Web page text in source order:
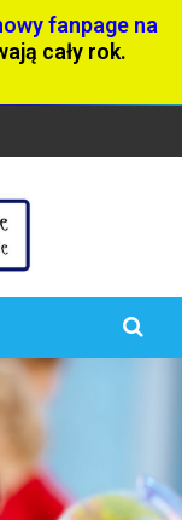
fanpage na
cały rok.